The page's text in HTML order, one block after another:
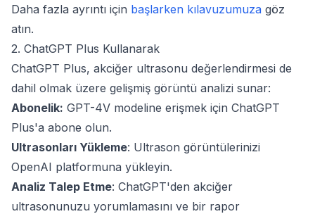
Daha fazla ayrıntı için başlarken kılavuzumuza göz
atın.
2. ChatGPT Plus Kullanarak
ChatGPT Plus, akciğer ultrasonu değerlendirmesi de
dahil olmak üzere gelişmiş görüntü analizi sunar:
Abonelik: GPT-4V modeline erişmek için ChatGPT
Plus'a abone olun.
Ultrasonları Yükleme: Ultrason görüntülerinizi
OpenAI platformuna yükleyin.
Analiz Talep Etme: ChatGPT'den akciğer
ultrasonunuzu yorumlamasını ve bir rapor